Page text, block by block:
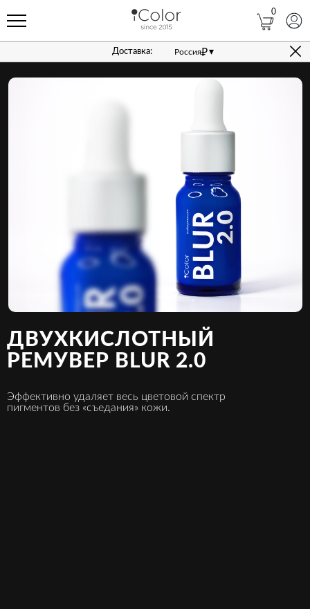
0
Доставка: Россия₽▾
ДВУХКИСЛОТНЫЙ
РЕМУВЕР BLUR 2.0
Эффективно удаляет весь цветовой спектр
пигментов без «съедания» кожи.